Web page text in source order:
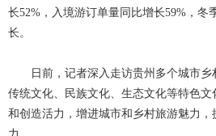
长52%，入境游订单量同比增长59%，冬
长。
日前，记者深入走访贵州多个城市
传统文化、民族文化、生态文化等特色
和创造活力，增进城市和乡村旅游魅力